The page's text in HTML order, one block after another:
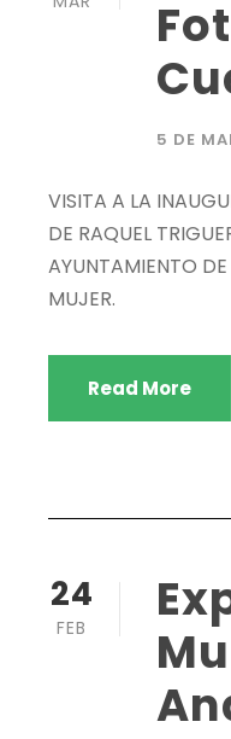
5 DE
VISITA A LA
DE RAQUEL
AYUNTAMIENTO
MUJER.
Read More
24
FEB